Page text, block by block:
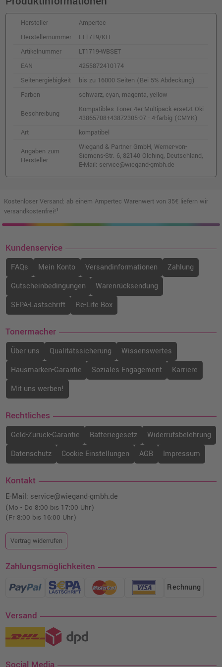
Kompatibler Toner ersetzt Oki 43872307
o. MwSt. 62,18 €
73,99 €
yellow
82,99 €
Hersteller
Ampertec
Herstellernummer
LT1719/KIT
Artikelnummer
LT1719-WBSET
EAN
4255872410174
Seitenergiebigkeit
bis zu 16000 Seiten (Bei 5% Abdeckung)
Farben
schwarz, cyan, magenta, yellow
Beschreibung
Kompatibles Toner 4er-Multipack ersetzt Oki
43865708+43872305-07 · 4-farbig (CMYK)
Art
kompatibel
Angaben zum
Hersteller
Wiegand & Partner GmbH, Werner-von-
Siemens-Str. 6, 82140 Olching, Deutschland,
E-Mail: service@wiegand-gmbh.de
Kostenloser Versand: ab einem Ampertec Warenwert von 35€ liefern wir
versandkostenfrei!¹
Kundenservice
FAQs Mein Konto Versandinformationen
Zahlung
Gutscheinbedingungen
Warenrücksendung
SEPA-Lastschrift
Re-Life Box
Tonermacher
Über uns Qualitätssicherung
Wissenswertes
Hausmarken-Garantie
Soziales Engagement
Karriere
Mit uns werben!
Rechtliches
Geld-Zurück-Garantie Batteriegesetz
Widerrufsbelehrung
Datenschutz
Cookie Einstellungen AGB Impressum
Kontakt
E-Mail: service@wiegand-gmbh.de
(Mo - Do 8:00 bis 17:00 Uhr)
(Fr 8:00 bis 16:00 Uhr)
Vertrag widerrufen
Zahlungsmöglichkeiten
Rechnung
Versand